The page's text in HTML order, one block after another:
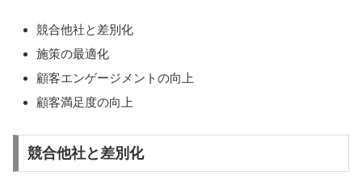
競合他社と差別化
施策の最適化
顧客エンゲージメントの向上
顧客満足度の向上
競合他社と差別化